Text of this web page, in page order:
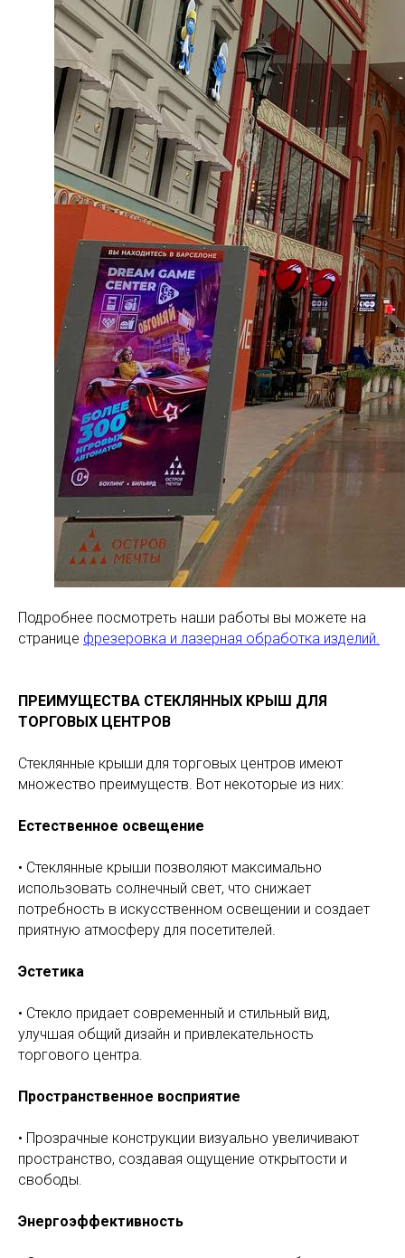
Подробнее посмотреть наши работы вы можете на
странице фрезеровка и лазерная обработка изделий.
ПРЕИМУЩЕСТВА СТЕКЛЯННЫХ КРЫШ ДЛЯ
ТОРГОВЫХ ЦЕНТРОВ
Стеклянные крыши для торговых центров имеют
множество преимуществ. Вот некоторые из них:
Естественное освещение
• Стеклянные крыши позволяют максимально
использовать солнечный свет, что снижает
потребность в искусственном освещении и создает
приятную атмосферу для посетителей.
Эстетика
• Стекло придает современный и стильный вид,
улучшая общий дизайн и привлекательность
торгового центра.
Пространственное восприятие
• Прозрачные конструкции визуально увеличивают
пространство, создавая ощущение открытости и
свободы.
Энергоэффективность